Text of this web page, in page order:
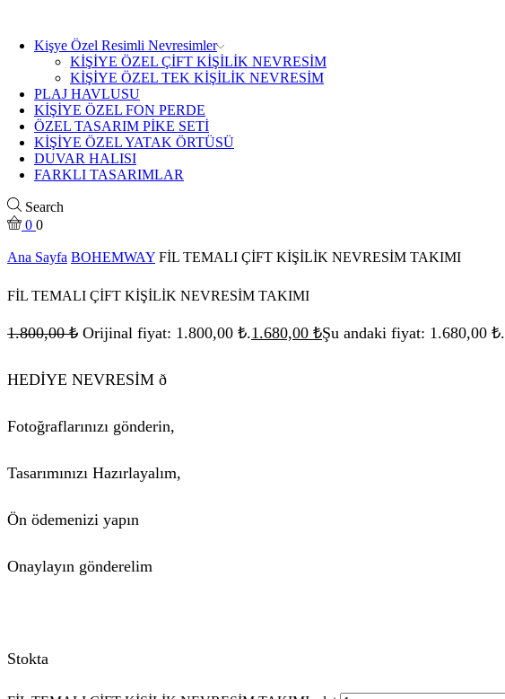
Kişye Özel Resimli Nevresimler
KİŞİYE ÖZEL ÇİFT KİŞİLİK NEVRESİM
KİŞİYE ÖZEL TEK KİŞİLİK NEVRESİM
PLAJ HAVLUSU
KİŞİYE ÖZEL FON PERDE
ÖZEL TASARIM PİKE SETİ
KİŞİYE ÖZEL YATAK ÖRTÜSÜ
DUVAR HALISI
FARKLI TASARIMLAR
Search
0 0
Ana Sayfa BOHEMWAY FİL TEMALI ÇİFT KİŞİLİK NEVRESİM TAKIMI
FİL TEMALI ÇİFT KİŞİLİK NEVRESİM TAKIMI
1.800,00₺ Orijinal fiyat: 1.800,00 ₺.1.680,00 ₺Şu andaki fiyat: 1.680,00 ₺.
HEDİYE NEVRESİM ð
Fotoğraflarınızı gönderin,
Tasarımınızı Hazırlayalım,
Ön ödemenizi yapın
Onaylayın gönderelim
Stokta